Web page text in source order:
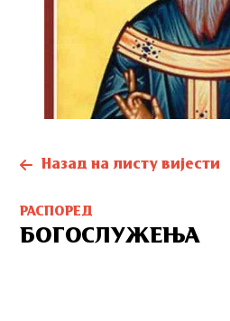
Назад на листу вијести
РАСПОРЕД
БОГОСЛУЖЕЊА